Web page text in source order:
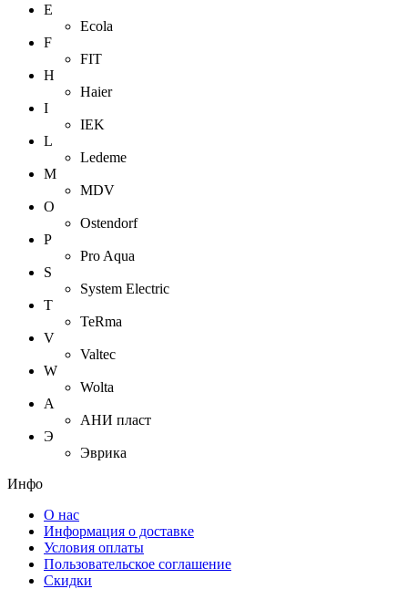
E
Ecola
F
FIT
H
Haier
I
IEK
L
Ledeme
M
MDV
O
Ostendorf
P
Pro Aqua
S
System Electric
T
TeRma
V
Valtec
W
Wolta
А
АНИ пласт
Э
Эврика
Инфо
О нас
Информация о доставке
Условия оплаты
Пользовательское соглашение
Скидки